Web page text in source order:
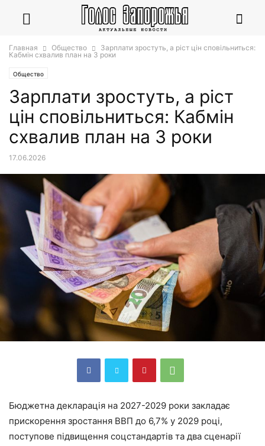
Главная Общество
Зарплати зростуть, а ріст цін сповільниться:
Кабмін схвалив план на 3 роки
Общество
Зарплати зростуть, а ріст
цін сповільниться: Кабмін
схвалив план на 3 роки
17.06.2026
Бюджетна декларація на 2027-2029 роки закладає
прискорення зростання ВВП до 6,7% у 2029 році,
поступове підвищення соцстандартів та два сценарії